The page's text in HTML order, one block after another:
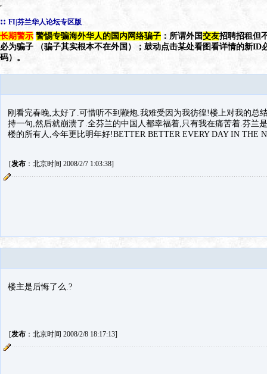
:: FI|芬兰华人论坛专区版
长期警示 警惕专骗海外华人的国内网络骗子 ：所谓外国交友招聘招租但
必为骗子 （骗子其实根本不在外国）；鼓动点击某处看图看详情的新ID
码）。
刚看完春晚,太好了.可惜听不到鞭炮.我难受因为我彷徨!楼上对我的总
持一句,然后就崩溃了.全芬兰的中国人都幸福着,只有我在痛苦着.芬兰
楼的所有人,今年更比明年好!BETTER BETTER EVERY DAY IN THE
[发布：北京时间 2008/2/7 1:03:38]
楼主是后悔了么.?
[发布：北京时间 2008/2/8 18:17:13]